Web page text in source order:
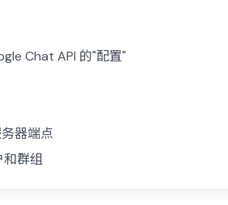
Chat API 的"配置"
器端点
群组